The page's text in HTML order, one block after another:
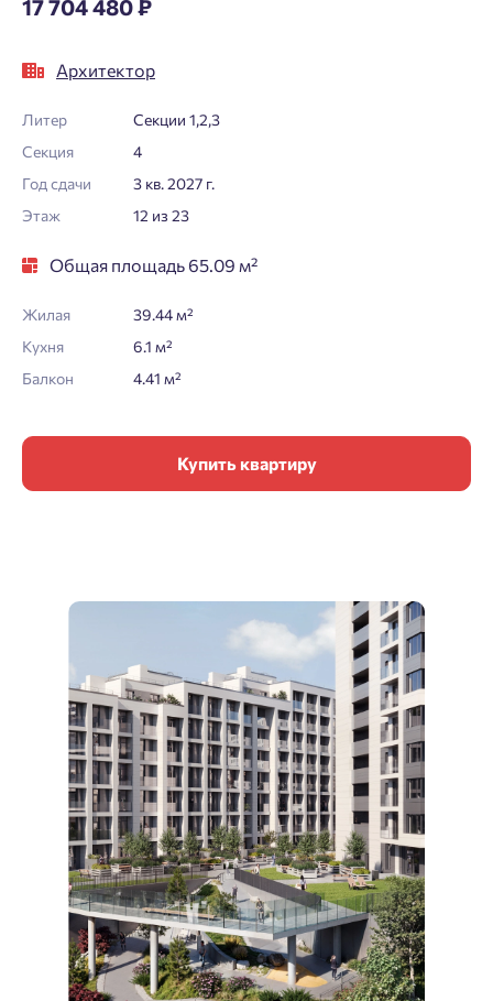
17 704 480 ₽
Архитектор
Литер
Секции 1,2,3
Секция
4
Год сдачи
3 кв. 2027 г.
Этаж
12 из 23
Общая площадь 65.09 м²
Жилая
39.44 м²
Кухня
6.1 м²
Балкон
4.41 м²
Купить квартиру